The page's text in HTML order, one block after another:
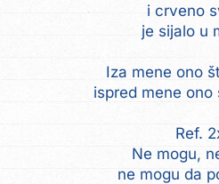
i crveno
je sijalo u
Iza mene ono
ispred mene ono
Ref.
Ne mogu,
ne mogu da